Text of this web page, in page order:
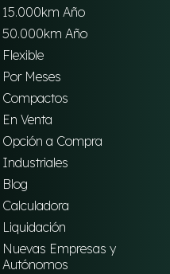
15.000km Año
50.000km Año
Flexible
Por Meses
Compactos
En Venta
Opción a Compra
Industriales
Blog
Calculadora
Liquidación
Nuevas Empresas y
Autónomos